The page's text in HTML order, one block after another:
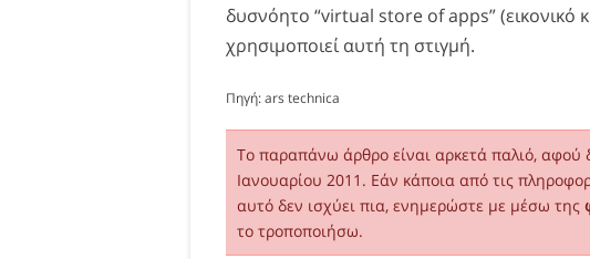
δυσνόητο “virtual store of apps”
χρησιμοποιεί αυτή τη στιγμή.
Πηγή:ars technica
Το παραπάνω άρθρο είναι αρκετά παλιό, αφού
Ιανουαρίου 2011. Εάν κάποια από τις
αυτό δεν ισχύει πια, ενημερώστε με μέσω της
το τροποποιήσω.